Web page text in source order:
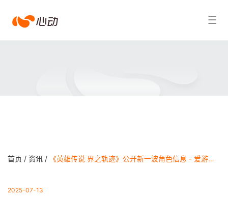
爱搜索结果
首页 / 资讯 / 《英雄传说 界之轨迹》公开新一波角色信息 - 爱游戏app体育
2025-07-13